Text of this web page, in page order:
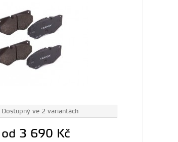
Dostupný ve 2 variantách
od 3 690 Kč